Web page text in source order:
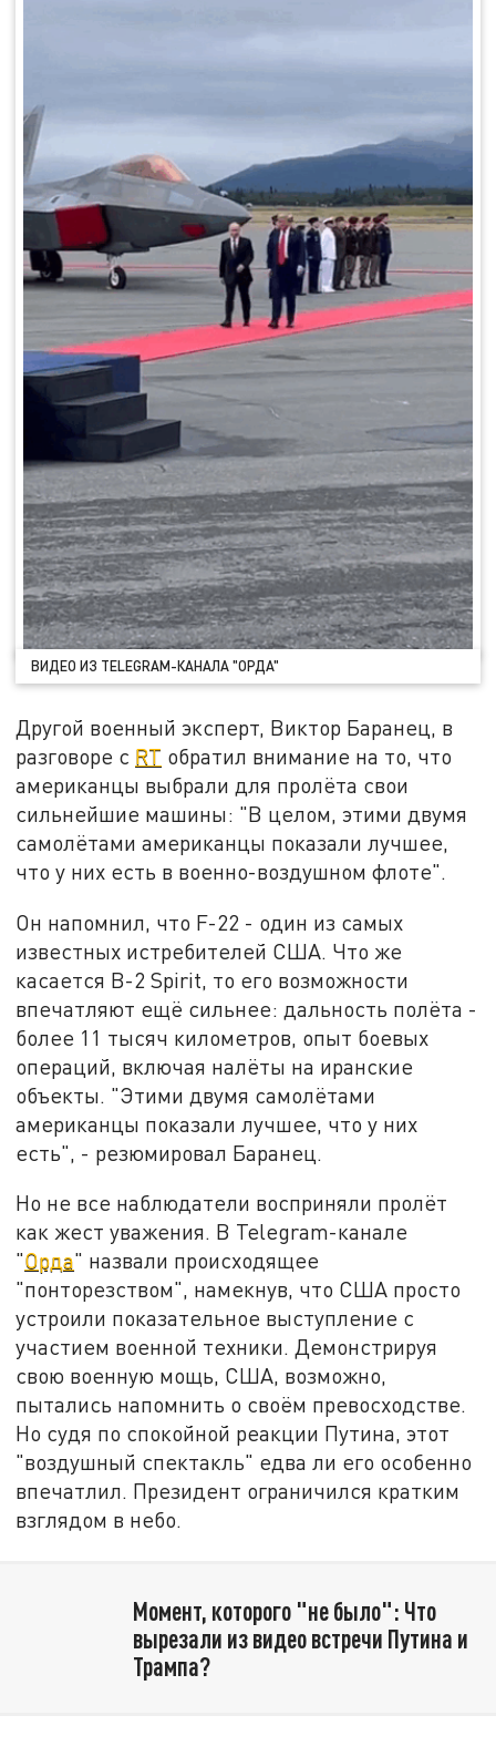
ВИДЕО ИЗ TELEGRAM-КАНАЛА "ОРДА"
Другой военный эксперт, Виктор Баранец, в
разговоре с RT обратил внимание на то, что
американцы выбрали для пролёта свои
сильнейшие машины: "В целом, этими двумя
самолётами американцы показали лучшее,
что у них есть в военно-воздушном флоте".
Он напомнил, что F-22 - один из самых
известных истребителей США. Что же
касается B-2 Spirit, то его возможности
впечатляют ещё сильнее: дальность полёта -
более 11 тысяч километров, опыт боевых
операций, включая налёты на иранские
объекты. "Этими двумя самолётами
американцы показали лучшее, что у них
есть", - резюмировал Баранец.
Но не все наблюдатели восприняли пролёт
как жест уважения. В Telegram-канале
"Орда" назвали происходящее
"понторезством", намекнув, что США просто
устроили показательное выступление с
участием военной техники. Демонстрируя
свою военную мощь, США, возможно,
пытались напомнить о своём превосходстве.
Но судя по спокойной реакции Путина, этот
"воздушный спектакль" едва ли его особенно
впечатлил. Президент ограничился кратким
взглядом в небо.
Момент, которого "не было": Что
вырезали из видео встречи Путина и
Трампа?